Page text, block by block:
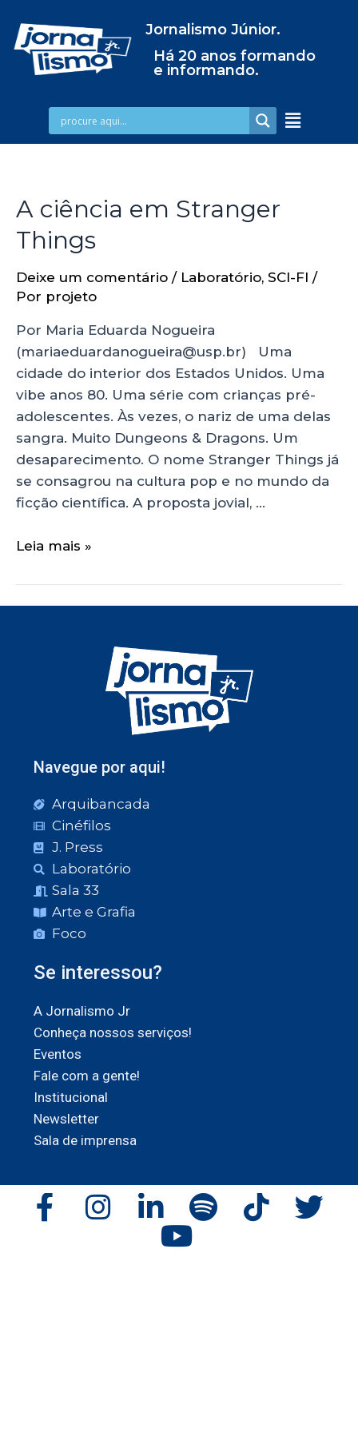
Jornalismo Júnior.
Há 20 anos formando
e informando.
A ciência em Stranger
Things
Deixe um comentário / Laboratório, SCI-FI /
Por projeto
Por Maria Eduarda Nogueira
(mariaeduardanogueira@usp.br) Uma
cidade do interior dos Estados Unidos. Uma
vibe anos 80. Uma série com crianças pré-
adolescentes. Às vezes, o nariz de uma delas
sangra. Muito Dungeons & Dragons. Um
desaparecimento. O nome Stranger Things já
se consagrou na cultura pop e no mundo da
ficção científica. A proposta jovial, …
Leia mais »
Navegue por aqui!
Arquibancada
Cinéfilos
J. Press
Laboratório
Sala 33
Arte e Grafia
Foco
Se interessou?
A Jornalismo Jr
Conheça nossos serviços!
Eventos
Fale com a gente!
Institucional
Newsletter
Sala de imprensa